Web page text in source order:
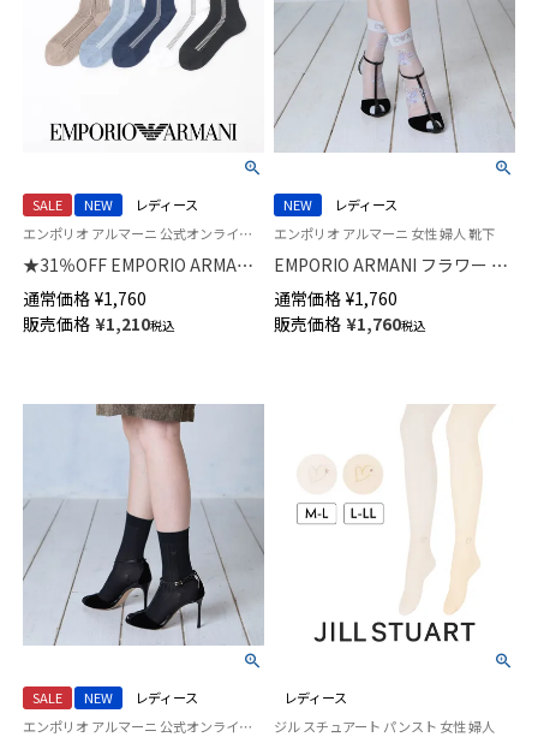
SALE NEW
レディース
エンポリオ アルマーニ 公式オンラインショップ 婦人 靴下
★31％OFF EMPORIO ARMANI
アイレット ストライプ クルー
丈 ソックス レディース 日本製
03447102
通常価格 ¥1,760
販売価格 ¥1,210税込
NEW
レディース
エンポリオ アルマーニ 女性 婦人 靴下
EMPORIO ARMANI フラワー シ
アー クルー丈 ソックス レディ
ース 日本製 03447101
通常価格 ¥1,760
販売価格 ¥1,760税込
SALE NEW
レディース
エンポリオ アルマーニ 公式オンラインショップ 婦人 靴下
レディース
ジル スチュアート パンスト 女性 婦人